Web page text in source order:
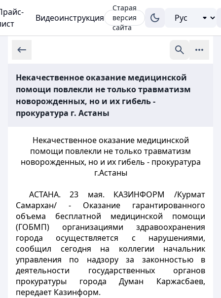
Видеоинструкция
Старая
версия
сайта
Некачественное оказание медицинской
помощи повлекли не только травматизм
новорожденных, но и их гибель -
прокуратура г. Астаны
Некачественное оказание медицинской
помощи повлекли не только травматизм
новорожденных, но и их гибель - прокуратура
г.Астаны
АСТАНА. 23 мая. КАЗИНФОРМ /Курмат
Самархан/ - Оказание гарантированного
объема бесплатной медицинской помощи
(ГОБМП) организациями здравоохранения
города осуществляется с нарушениями,
сообщил сегодня на коллегии начальник
управления по надзору за законностью в
деятельности государственных органов
прокуратуры города Думан Каржасбаев,
передает Казинформ.